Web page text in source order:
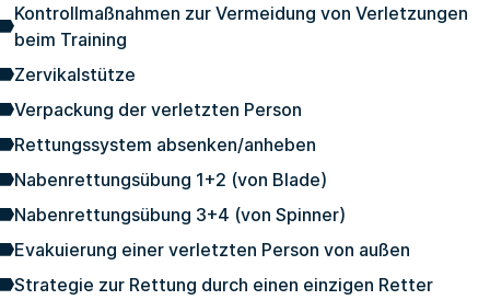
Kontrollmaßnahmen zur Vermeidung von Verletzungen
beim Training
Zervikalstütze
Verpackung der verletzten Person
Rettungssystem absenken/anheben
Nabenrettungsübung 1+2 (von Blade)
Nabenrettungsübung 3+4 (von Spinner)
Evakuierung einer verletzten Person von außen
Strategie zur Rettung durch einen einzigen Retter